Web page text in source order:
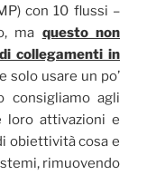
con 10 flussi –
ma questo non
collegamenti in
solo usare un po’
consigliamo agli
loro attivazioni e
obiettività cosa e
rimuovendo